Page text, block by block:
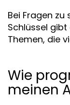
Bei Fragen
Schlüssel
Themen, die
Wie
meinen